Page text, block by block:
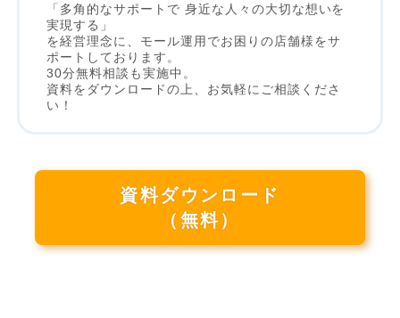
「多角的なサポートで 身近な人々の大切な想いを
実現する」
を経営理念に、モール運用でお困りの店舗様をサ
ポートしております。
30分無料相談も実施中。
資料をダウンロードの上、お気軽にご相談くださ
い！
資料ダウンロード
（無料）